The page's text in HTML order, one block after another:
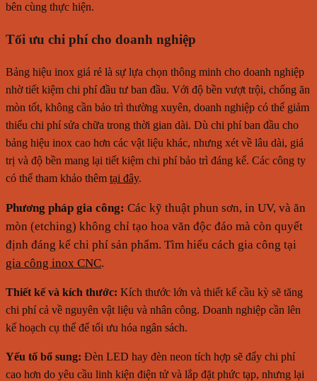
bên cùng thực hiện.
Tối ưu chi phí cho doanh nghiệp
Bảng hiệu inox giá rẻ là sự lựa chọn thông minh cho doanh nghiệp
nhờ tiết kiệm chi phí đầu tư ban đầu. Với độ bền vượt trội, chống ăn
mòn tốt, không cần bảo trì thường xuyên, doanh nghiệp có thể giảm
thiểu chi phí sửa chữa trong thời gian dài. Dù chi phí ban đầu cho
bảng hiệu inox cao hơn các vật liệu khác, nhưng xét về lâu dài, giá
trị và độ bền mang lại tiết kiệm chi phí bảo trì đáng kể. Các công ty
có thể tham khảo thêm tại đây.
Phương pháp gia công: Các kỹ thuật phun sơn, in UV, và ăn
mòn (etching) không chỉ tạo hoa văn độc đáo mà còn quyết
định đáng kể chi phí sản phẩm. Tìm hiểu cách gia công tại
gia công inox CNC.
Thiết kế và kích thước: Kích thước lớn và thiết kế cầu kỳ sẽ tăng
chi phí cả về nguyên vật liệu và nhân công. Doanh nghiệp cần lên
kế hoạch cụ thể để tối ưu hóa ngân sách.
Yếu tố bổ sung: Đèn LED hay đèn neon tích hợp sẽ đẩy chi phí
cao hơn do yêu cầu linh kiện điện tử và lắp đặt phức tạp, nhưng lại